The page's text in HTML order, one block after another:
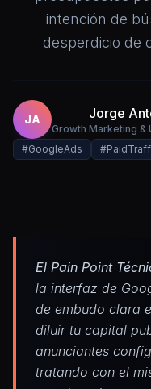
intención de
desperdicio de
JA Jorge
Growth Marketing &
#GoogleAds
El Pain Point
la interfaz de
de embudo clara
diluir tu capital
anunciantes
tratando con el